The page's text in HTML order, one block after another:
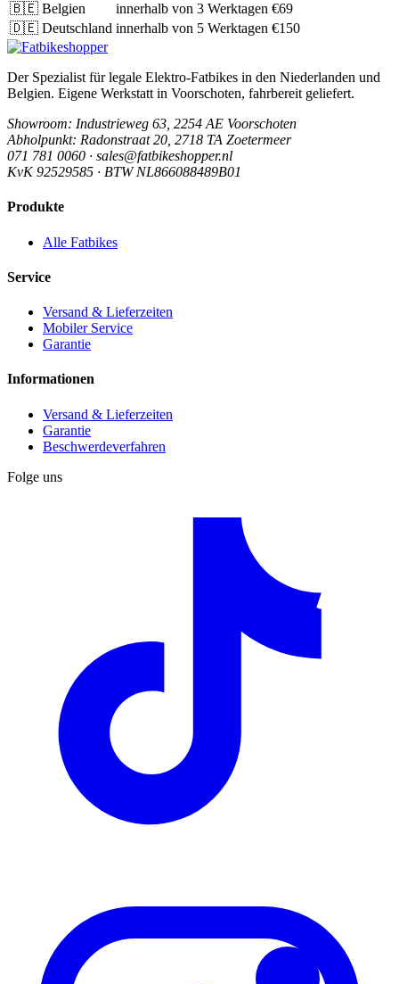
🇧🇪 Belgien innerhalb von 3 Werktagen €69
🇩🇪 Deutschland innerhalb von 5 Werktagen €150
Der Spezialist für legale Elektro-Fatbikes in den Niederlanden und
Belgien. Eigene Werkstatt in Voorschoten, fahrbereit geliefert.
Showroom: Industrieweg 63, 2254 AE Voorschoten
Abholpunkt: Radonstraat 20, 2718 TA Zoetermeer
071 781 0060 · sales@fatbikeshopper.nl
KvK 92529585 · BTW NL866088489B01
Produkte
Alle Fatbikes
Service
Versand & Lieferzeiten
Mobiler Service
Garantie
Informationen
Versand & Lieferzeiten
Garantie
Beschwerdeverfahren
Folge uns